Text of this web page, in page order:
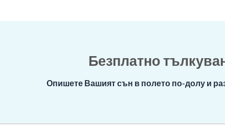
Безплатно
Опишете Вашият сън в полето по-долу и